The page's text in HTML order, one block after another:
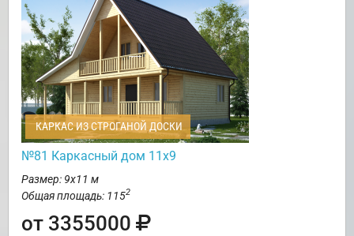
КАРКАС ИЗ СТРОГАНОЙ ДОСКИ
№81 Каркасный дом 11х9
Размер: 9х11 м
Общая площадь: 1152
от 3355000